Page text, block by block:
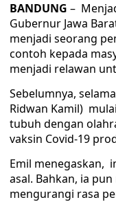
BANDUNG –
Gubernur Jawa
menjadi seorang
contoh kepada
menjadi relawan
Sebelumnya,
Ridwan Kamil)
tubuh dengan
vaksin Covid-19
Emil menegaskan,
asal. Bahkan, ia
mengurangi rasa